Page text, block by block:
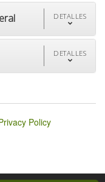
DETALLES
DETALLES
Policy